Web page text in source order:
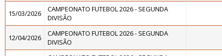
15/03/2026
CAMPEONATO FUTEBOL 2026 - SEGUNDA
DIVISÃO
12/04/2026
CAMPEONATO FUTEBOL 2026 - SEGUNDA
DIVISÃO